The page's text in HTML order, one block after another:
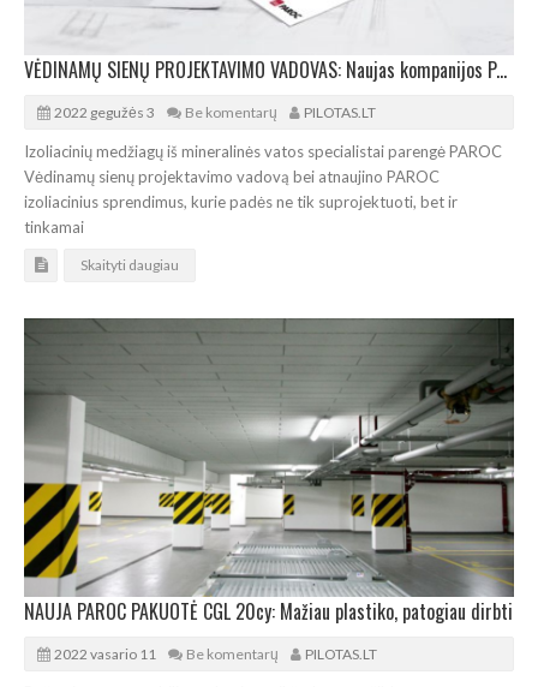
VĖDINAMŲ SIENŲ PROJEKTAVIMO VADOVAS: Naujas kompanijos PAROC leidinys architektų patogumui
2022 gegužės 3 Be komentarų PILOTAS.LT
Izoliacinių medžiagų iš mineralinės vatos specialistai parengė PAROC
Vėdinamų sienų projektavimo vadovą bei atnaujino PAROC
izoliacinius sprendimus, kurie padės ne tik suprojektuoti, bet ir
tinkamai
Skaityti daugiau
NAUJA PAROC PAKUOTĖ CGL 20cy: Mažiau plastiko, patogiau dirbti
2022 vasario 11 Be komentarų PILOTAS.LT